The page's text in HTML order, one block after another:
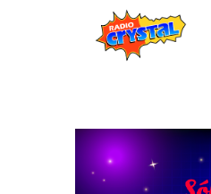
Estaciones
Eventos